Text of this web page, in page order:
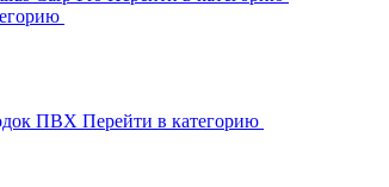
ПВХ Перейти в категорию